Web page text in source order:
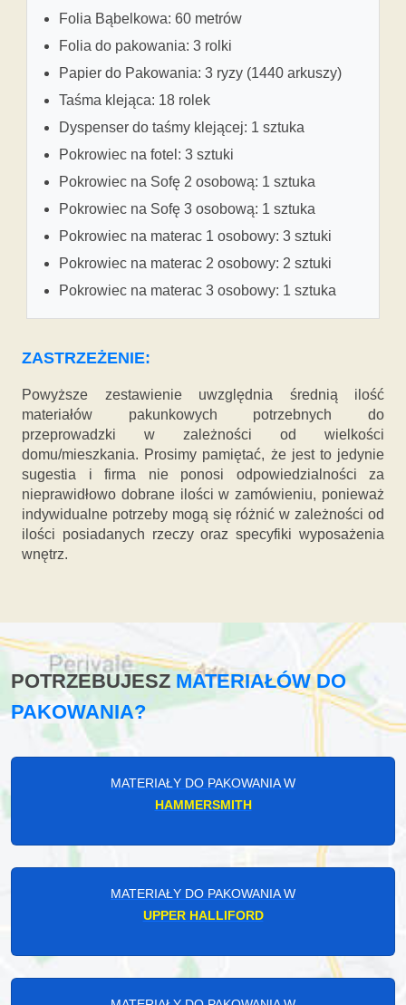
Folia Bąbelkowa: 60 metrów
Folia do pakowania: 3 rolki
Papier do Pakowania: 3 ryzy (1440 arkuszy)
Taśma klejąca: 18 rolek
Dyspenser do taśmy klejącej: 1 sztuka
Pokrowiec na fotel: 3 sztuki
Pokrowiec na Sofę 2 osobową: 1 sztuka
Pokrowiec na Sofę 3 osobową: 1 sztuka
Pokrowiec na materac 1 osobowy: 3 sztuki
Pokrowiec na materac 2 osobowy: 2 sztuki
Pokrowiec na materac 3 osobowy: 1 sztuka
ZASTRZEŻENIE:
Powyższe zestawienie uwzględnia średnią ilość
materiałów pakunkowych potrzebnych do
przeprowadzki w zależności od wielkości
domu/mieszkania. Prosimy pamiętać, że jest to jedynie
sugestia i firma nie ponosi odpowiedzialności za
nieprawidłowo dobrane ilości w zamówieniu, ponieważ
indywidualne potrzeby mogą się różnić w zależności od
ilości posiadanych rzeczy oraz specyfiki wyposażenia
wnętrz.
POTRZEBUJESZMATERIAŁÓW DO
PAKOWANIA?
MATERIAŁY DO PAKOWANIA W
HAMMERSMITH
MATERIAŁY DO PAKOWANIA W
UPPER HALLIFORD